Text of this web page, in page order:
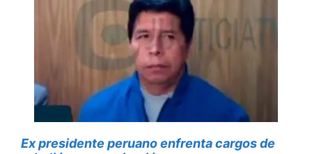
Ex presidente peruano enfrenta cargos de